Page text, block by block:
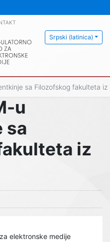
Srpski (latinica)
sa Filozofskog fakulteta
u
sa
iz
elektronske medije